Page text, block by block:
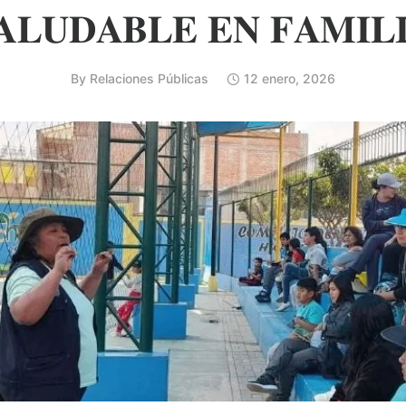
𝐄𝐍
By Relaciones Públicas 12 enero, 2026